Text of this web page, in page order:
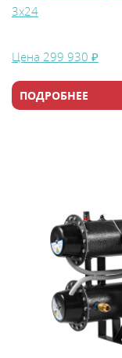
3х24
Цена 299 930 ₽
ПОДРОБНЕЕ